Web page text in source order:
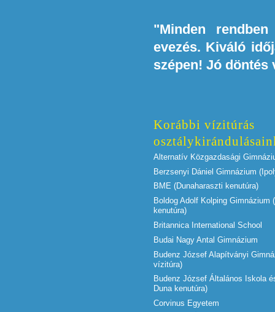
"Minden
evezés. Kiváló
szépen! Jó döntés
Korábbi vízitúrás
Alternatív Közgazdasági
Berzsenyi Dániel Gimnázium
BME (Dunaharaszti kenutúra)
Boldog Adolf Kolping Gimnázium
kenutúra)
Britannica International School
Budai Nagy Antal Gimnázium
Budenz József Alapítványi
vízitúra)
Budenz József Általános Iskola
Duna kenutúra)
Corvinus Egyetem